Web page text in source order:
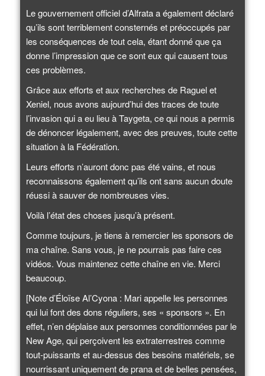
Le gouvernement officiel d’Alfrata a également déclaré
qu’ils sont terriblement consternés et préoccupés par
les conséquences de tout cela, étant donné que ça
donne l’impression que ce sont eux qui causent tous
ces problèmes.
Grâce aux efforts et aux recherches de Raguel et
Xeniel, nous avons aujourd’hui des traces de toute
l’invasion qui a eu lieu à Taygeta, ce qui nous a permis
de dénoncer légalement, avec des preuves, toute cette
situation à la Fédération.
Leurs efforts n’auront donc pas été vains, et nous
reconnaissons également qu’ils ont sans aucun doute
réussi à sauver de nombreuses vies.
Voilà l’état des choses jusqu’à présent.
Comme toujours, je tiens à remercier les sponsors de
ma chaîne. Sans vous, je ne pourrais pas faire ces
vidéos. Vous maintenez cette chaîne en vie. Merci
beaucoup.
[Note d’Éloïse Al’Cyona : Mari appelle les personnes
qui lui font des dons réguliers, ses « sponsors ». En
effet, n’en déplaise aux personnes conditionnées par le
New Age, qui perçoivent les extraterrestres comme
tout-puissants et au-dessus des besoins matériels, se
nourrissant uniquement de prana et de belles pensées,